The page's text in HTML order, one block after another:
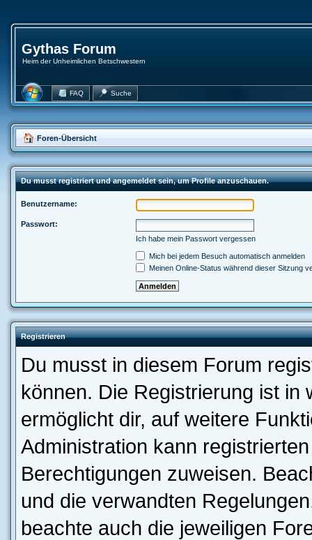
Gythas Forum
Heim der Unheimlichen Betschwestern
FAQ Suche
Foren-Übersicht
Du musst registriert und angemeldet sein, um Profile anzuschauen.
Benutzername:
Passwort:
Ich habe mein Passwort vergessen
Mich bei jedem Besuch automatisch anmelden
Meinen Online-Status während dieser Sitzung
Registrieren
Du musst in diesem Forum
können. Die Registrierung ist in
ermöglicht dir, auf weitere
Administration kann
Berechtigungen zuweisen.
und die verwandten
beachte auch die jeweiligen